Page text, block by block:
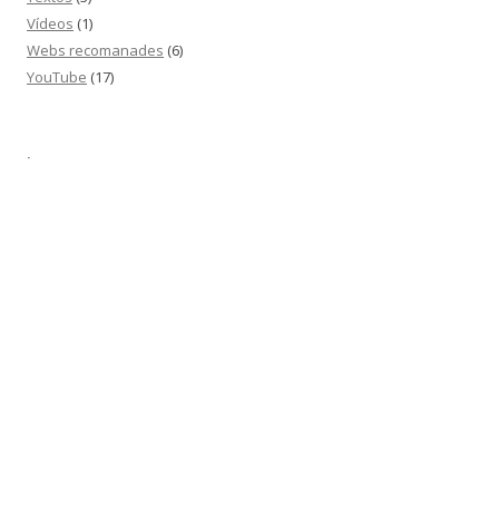
Vídeos (1)
Webs recomanades (6)
YouTube (17)
·